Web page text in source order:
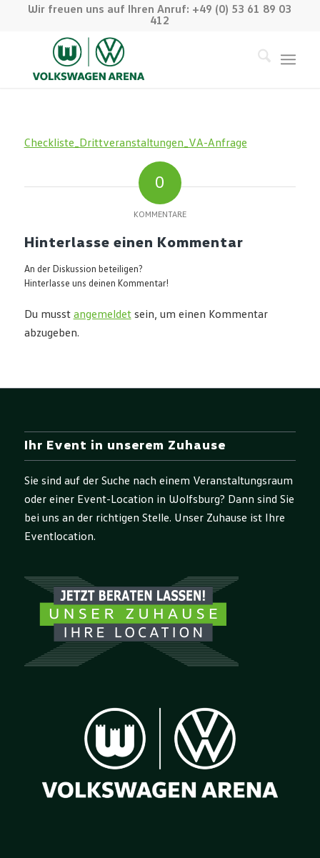
Wir freuen uns auf Ihren Anruf: +49 (0) 53 61 89 03
412
Checkliste_Drittveranstaltungen_VA-Anfrage
0
KOMMENTARE
Hinterlasse einen Kommentar
An der Diskussion beteiligen?
Hinterlasse uns deinen Kommentar!
Du musst angemeldetsein, um einen Kommentar
abzugeben.
Ihr Event in unserem Zuhause
Sie sind auf der Suche nach einem Veranstaltungsraum
oder einer Event-Location in Wolfsburg? Dann sind Sie
bei uns an der richtigen Stelle. Unser Zuhause ist Ihre
Eventlocation.